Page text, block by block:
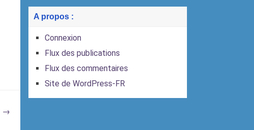
→
A propos :
Connexion
Flux des publications
Flux des commentaires
Site de WordPress-FR